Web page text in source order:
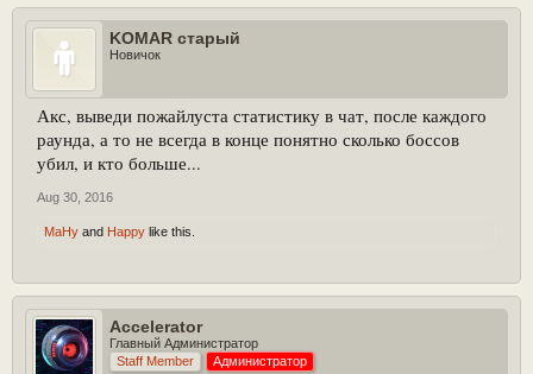
KOMAR старый
Новичок
Акс, выведи пожайлуста статистику в чат, после каждого
раунда, а то не всегда в конце понятно сколько боссов
убил, и кто больше...
Aug 30, 2016
MaHy and Happy like this.
Accelerator
Главный Администратор
Staff Member
Администратор